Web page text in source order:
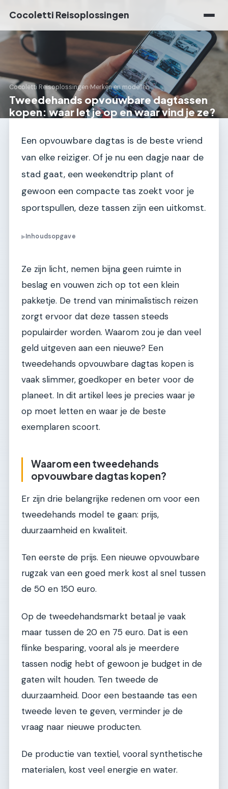
Cocoletti Reisoplossingen
Cocoletti Reisoplossingen›Merken en modellen
Tweedehands opvouwbare dagtassen
kopen: waar let je op en waar vind je ze?
Een opvouwbare dagtas is de beste vriend
van elke reiziger. Of je nu een dagje naar de
stad gaat, een weekendtrip plant of
gewoon een compacte tas zoekt voor je
sportspullen, deze tassen zijn een uitkomst.
▶Inhoudsopgave
Ze zijn licht, nemen bijna geen ruimte in
beslag en vouwen zich op tot een klein
pakketje. De trend van minimalistisch reizen
zorgt ervoor dat deze tassen steeds
populairder worden. Waarom zou je dan veel
geld uitgeven aan een nieuwe? Een
tweedehands opvouwbare dagtas kopen is
vaak slimmer, goedkoper en beter voor de
planeet. In dit artikel lees je precies waar je
op moet letten en waar je de beste
exemplaren scoort.
Waarom een tweedehands
opvouwbare dagtas kopen?
Er zijn drie belangrijke redenen om voor een
tweedehands model te gaan: prijs,
duurzaamheid en kwaliteit.
Ten eerste de prijs. Een nieuwe opvouwbare
rugzak van een goed merk kost al snel tussen
de 50 en 150 euro.
Op de tweedehandsmarkt betaal je vaak
maar tussen de 20 en 75 euro. Dat is een
flinke besparing, vooral als je meerdere
tassen nodig hebt of gewoon je budget in de
gaten wilt houden. Ten tweede de
duurzaamheid. Door een bestaande tas een
tweede leven te geven, verminder je de
vraag naar nieuwe producten.
De productie van textiel, vooral synthetische
materialen, kost veel energie en water.